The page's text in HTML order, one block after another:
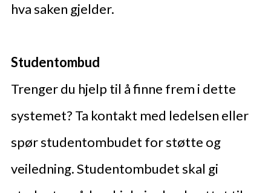
hva saken gjelder.
Studentombud
Trenger du hjelp til å finne frem i dette
systemet? Ta kontakt med ledelsen eller
spør studentombudet for støtte og
veiledning. Studentombudet skal gi